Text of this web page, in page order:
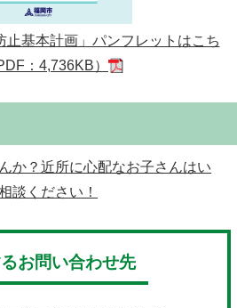
止基本計画」パンフレットはこち
：4,736KB）
か？近所に心配なお子さんはい
談ください！
お問い合わせ先